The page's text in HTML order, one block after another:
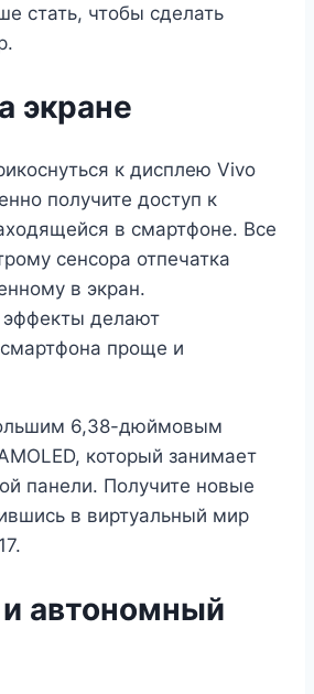
стать, чтобы сделать
экране
к дисплею Vivo
получите доступ к
в смартфоне. Все
сенсора отпечатка
в экран.
делают
проще и
6,38-дюймовым
который занимает
панели. Получите новые
в виртуальный мир
автономный